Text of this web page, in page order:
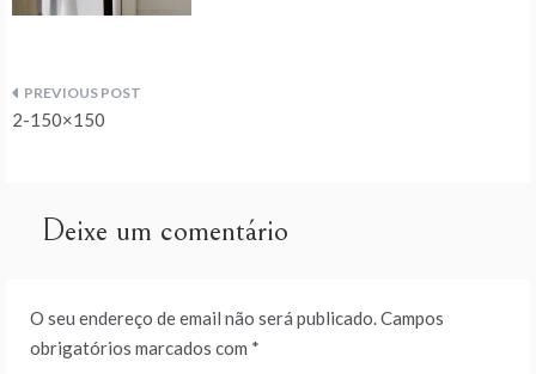
Navegação
artigos
2-150×150
Deixe um comentário
O seu endereço de email não será publicado.Campos
obrigatórios marcados com *